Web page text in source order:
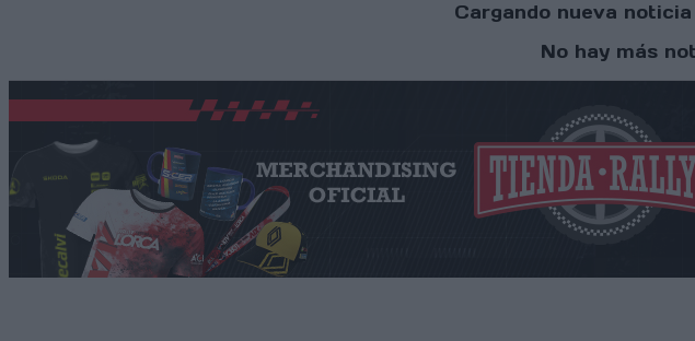
Cargando nueva noticia
No hay más